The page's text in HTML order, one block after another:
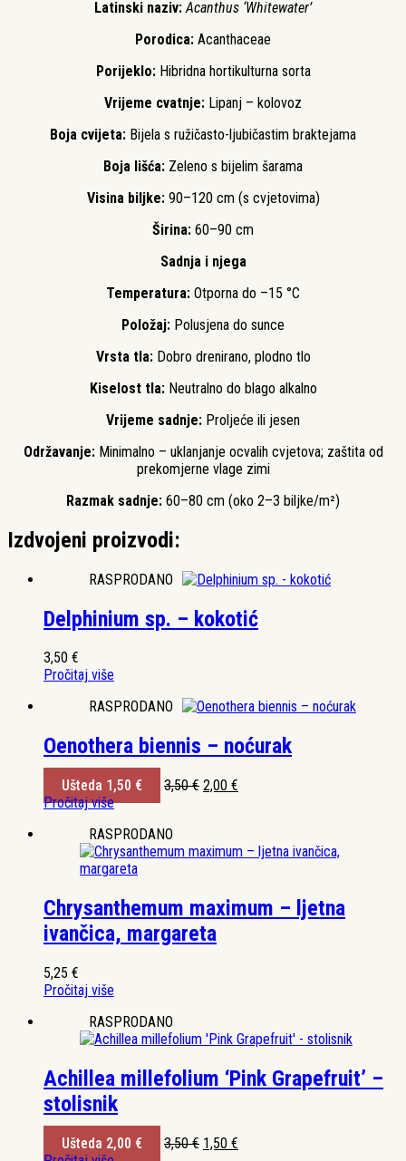
Latinski naziv:Acanthus ‘Whitewater’
Porodica: Acanthaceae
Porijeklo: Hibridna hortikulturna sorta
Vrijeme cvatnje: Lipanj – kolovoz
Boja cvijeta: Bijela s ružičasto-ljubičastim braktejama
Boja lišća: Zeleno s bijelim šarama
Visina biljke: 90–120 cm (s cvjetovima)
Širina: 60–90 cm
Sadnja i njega
Temperatura: Otporna do –15 °C
Položaj: Polusjena do sunce
Vrsta tla: Dobro drenirano, plodno tlo
Kiselost tla: Neutralno do blago alkalno
Vrijeme sadnje: Proljeće ili jesen
Održavanje: Minimalno – uklanjanje ocvalih cvjetova; zaštita od
prekomjerne vlage zimi
Razmak sadnje: 60–80 cm (oko 2–3 biljke/m²)
Izdvojeni proizvodi:
RASPRODANO
Delphinium sp. – kokotić
3,50 €
Pročitaj više
RASPRODANO
Oenothera biennis – noćurak
Ušteda 1,50 € 3,50€ Izvorna
3,50 €.
2,00 €
Pročitaj više
RASPRODANO
Chrysanthemum maximum – ljetna
ivančica, margareta
5,25 €
Pročitaj više
RASPRODANO
Achillea millefolium ‘Pink Grapefruit’ –
stolisnik
Ušteda 2,00 € 3,50€ Izvorna
1,50 €